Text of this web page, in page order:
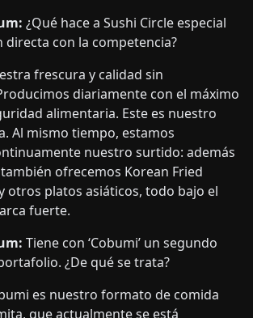
¿Qué hace a Sushi Circle especial
directa con la competencia?
frescura y calidad sin
diariamente con el máximo
alimentaria. Este es nuestro
Al mismo tiempo, estamos
nuestro surtido: además
ofrecemos Korean Fried
otros platos asiáticos, todo bajo el
fuerte.
Tiene con ‘Cobumi’ un segundo
¿De qué se trata?
es nuestro formato de comida
que actualmente se está